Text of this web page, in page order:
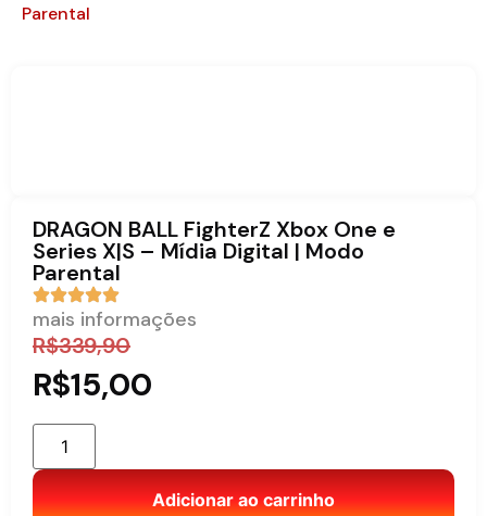
Parental
DRAGON BALL FighterZ Xbox One e
Series X|S – Mídia Digital | Modo
Parental
mais informações
R$339,90
R$15,00
Adicionar ao carrinho